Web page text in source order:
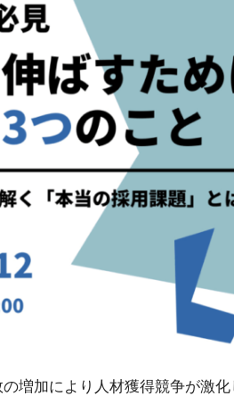
増加により人材獲得競争が激